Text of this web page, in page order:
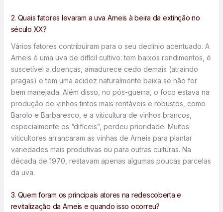
2. Quais fatores levaram a uva Arneis à beira da extinção no
século XX?
Vários fatores contribuíram para o seu declínio acentuado. A
Arneis é uma uva de difícil cultivo: tem baixos rendimentos, é
suscetível a doenças, amadurece cedo demais (atraindo
pragas) e tem uma acidez naturalmente baixa se não for
bem manejada. Além disso, no pós-guerra, o foco estava na
produção de vinhos tintos mais rentáveis e robustos, como
Barolo e Barbaresco, e a viticultura de vinhos brancos,
especialmente os “difíceis”, perdeu prioridade. Muitos
viticultores arrancaram as vinhas de Arneis para plantar
variedades mais produtivas ou para outras culturas. Na
década de 1970, restavam apenas algumas poucas parcelas
da uva.
3. Quem foram os principais atores na redescoberta e
revitalização da Arneis e quando isso ocorreu?